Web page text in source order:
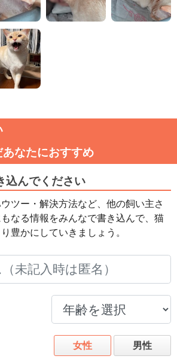
なたにおすすめ
込んでください
ツー・解決方法など、他の飼い主さ
なる情報をみんなで書き込んで、猫
豊かにしていきましょう。
女性 男性